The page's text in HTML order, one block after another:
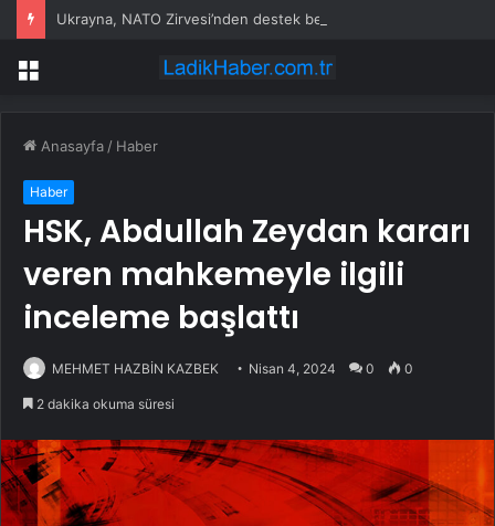
Ukrayna, NATO Zirvesi’nden destek bekliyor
Menü
Anasayfa / Haber
Haber
HSK, Abdullah Zeydan kararı
veren mahkemeyle ilgili
inceleme başlattı
MEHMET HAZBİN KAZBEK Nisan 4, 2024 0 0
2 dakika okuma süresi